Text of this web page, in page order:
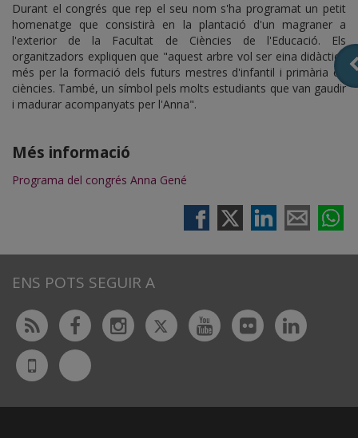
Durant el congrés que rep el seu nom s'ha programat un petit
homenatge que consistirà en la plantació d'un magraner a
l'exterior de la Facultat de Ciències de l'Educació. Els
organitzadors expliquen que "aquest arbre vol ser eina didàctica
més per la formació dels futurs mestres d'infantil i primària en
ciències. També, un símbol pels molts estudiants que van gaudir
i madurar acompanyats per l'Anna".
Més informació
Programa del congrés Anna Gené
ENS POTS SEGUIR A
Rss FacebookInstagram
TwitterYoutubeFlickr
UdL
App
Bluesky